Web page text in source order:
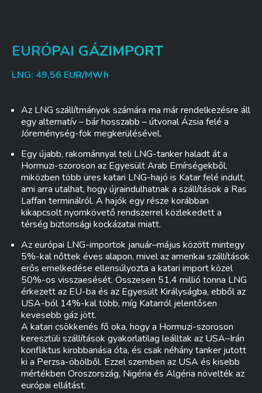
EURÓPAI GÁZIMPORT
LNG: 49,56 EUR/MWh
Az LNG szállítmányok számára ma már rendelkezésre áll
egy alternatív – bár hosszabb – útvonal Ázsia felé a
Jóreménység-fok megkerülésével.
Egy újabb, rakománnyal teli LNG-tanker haladt át a
Hormuzi-szoroson az Egyesült Arab Emírségekből,
miközben több üres katari LNG-hajó is Katar felé indult,
ami arra utalhat, hogy újraindulhatnak a szállítások a Ras
Laffan terminálról. A hajók egy része korábban
kikapcsolt nyomkövető rendszerrel közlekedett a
térség biztonsági kockázatai miatt.
Az európai LNG-importok január–május között mintegy
5%-kal nőttek éves alapon, mivel az amerikai szállítások
erős emelkedése ellensúlyozta a katari import közel
50%-os visszaesését. Összesen 51,4 millió tonna LNG
érkezett az EU-ba és az Egyesült Királyságba, ebből az
USA-ból 14%-kal több, míg Katarról jelentősen
kevesebb gáz jött.
A katari csökkenés fő oka, hogy a Hormuzi-szoroson
keresztüli szállítások gyakorlatilag leálltak az USA–Irán
konfliktus kirobbanása óta, és csak néhány tanker jutott
ki a Perzsa-öbölből. Ezzel szemben az USA és kisebb
mértékben Oroszország, Nigéria és Algéria növelték az
európai ellátást.